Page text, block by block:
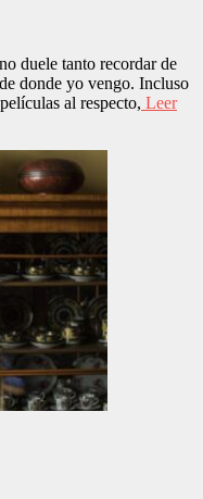
duele tanto recordar de
donde yo vengo. Incluso
al respecto, Leer